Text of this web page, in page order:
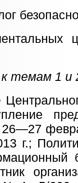
темам 1 и
г.;